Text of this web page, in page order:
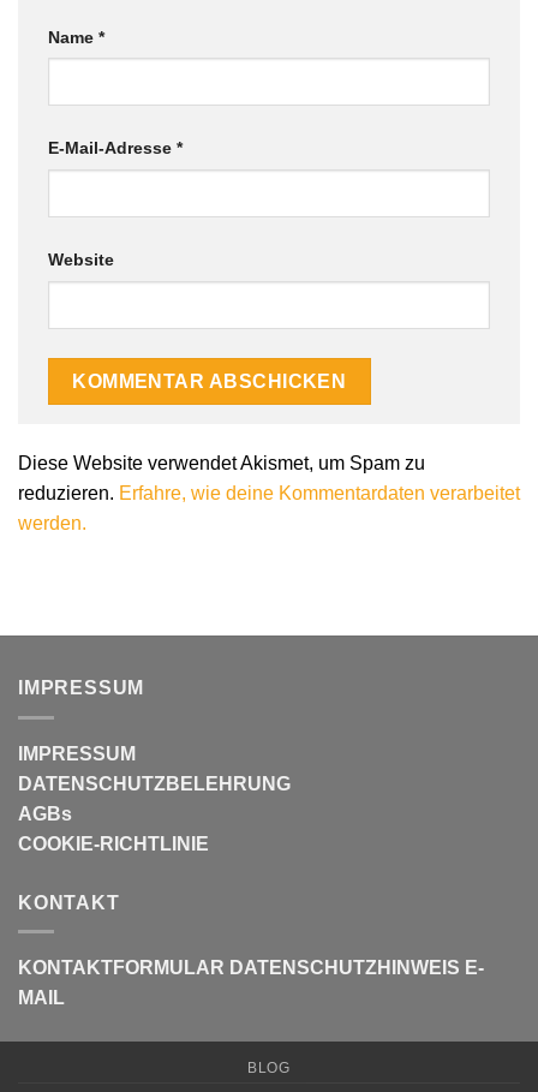
Name *
E-Mail-Adresse *
Website
Diese Website verwendet Akismet, um Spam zu
reduzieren. Erfahre, wie deine Kommentardaten verarbeitet
werden.
IMPRESSUM
IMPRESSUM
DATENSCHUTZBELEHRUNG
AGBs
COOKIE-RICHTLINIE
KONTAKT
KONTAKTFORMULAR DATENSCHUTZHINWEIS E-
MAIL
BLOG